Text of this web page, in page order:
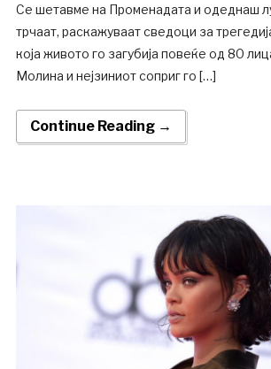
Се шетавме на Променадата и одеднаш
трчаат, раскажуваат сведоци за
која живото го загубија повеќе од 80
Молина и нејзиниот соприг го […]
Continue Reading →